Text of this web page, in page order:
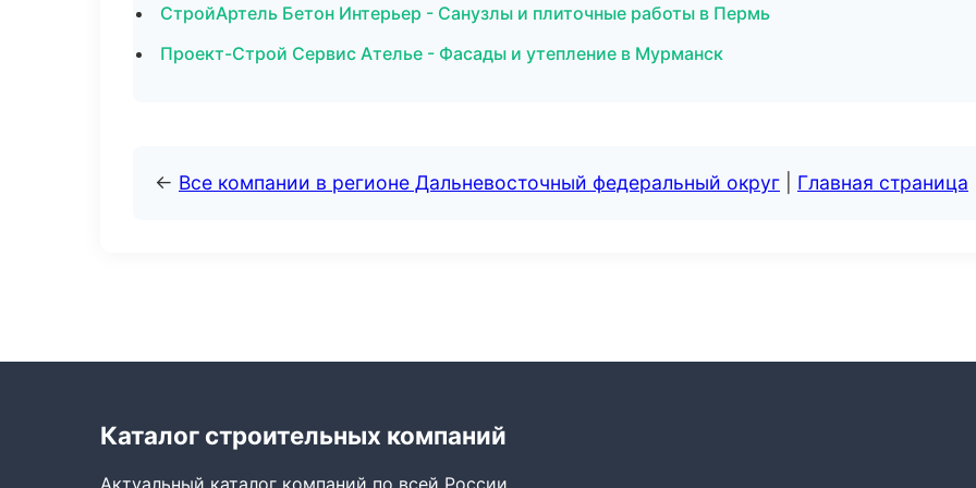
СтройАртель Бетон Интерьер - Санузлы и плиточные работы в Пермь
Проект-Строй Сервис Ателье - Фасады и утепление в Мурманск
← Все компании в регионе Дальневосточный федеральный округ Главная страница
Каталог строительных компаний
Актуальный каталог компаний по всей России